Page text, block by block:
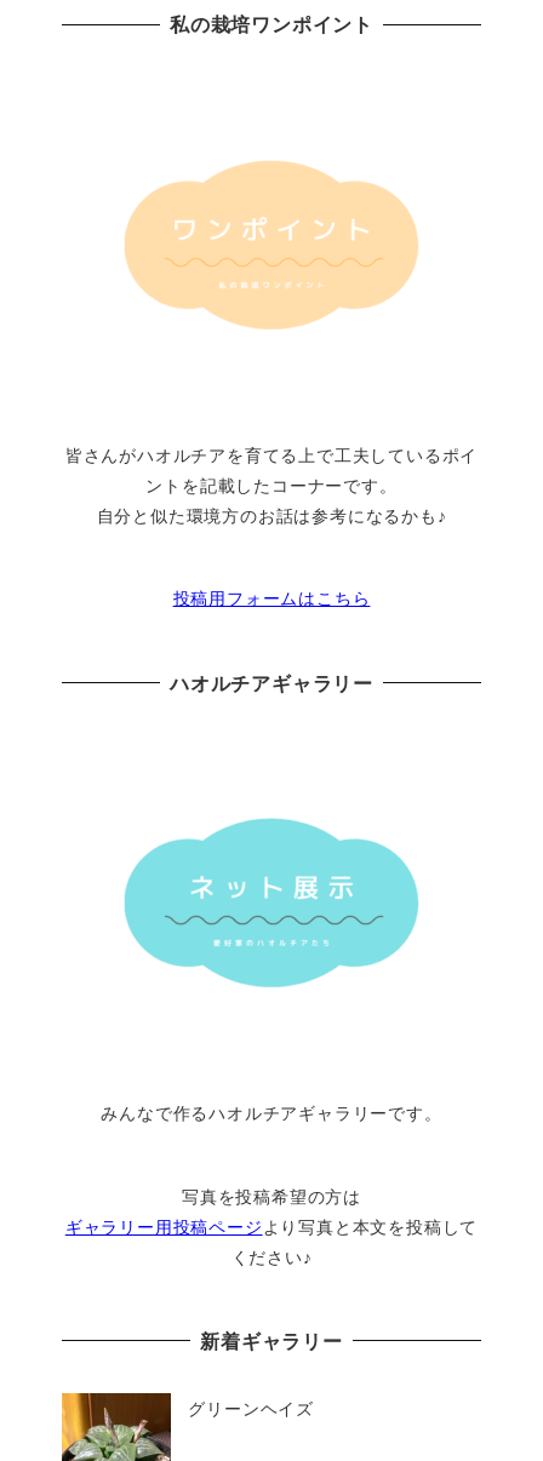
私の栽培ワンポイント
皆さんがハオルチアを育てる上で工夫しているポイ
ントを記載したコーナーです。
自分と似た環境方のお話は参考になるかも♪
投稿用フォームはこちら
ハオルチアギャラリー
みんなで作るハオルチアギャラリーです。
写真を投稿希望の方は
ギャラリー用投稿ページ より写真と本文を投稿して
ください♪
新着ギャラリー
グリーンヘイズ